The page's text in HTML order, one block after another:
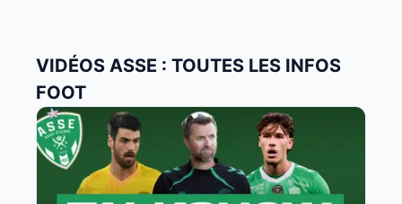
VIDÉOS ASSE : TOUTES LES INFOS
FOOT